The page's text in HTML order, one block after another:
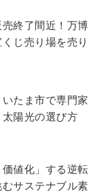
終了間近！万博
じ売り場を売り
たま市で専門家
陽光の選び方
値化」する逆転
サステナブル素